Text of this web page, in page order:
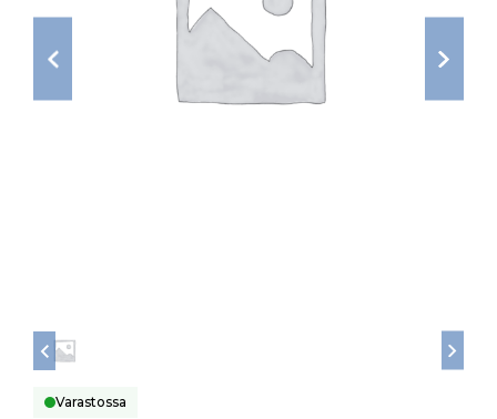
Varastossa